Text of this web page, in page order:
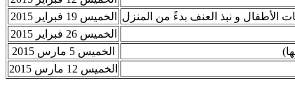
الخميس 19 فبراير 2015
الأطفال و نبذ العنف بدءً من المنزل
الخميس 26 فبراير 2015
الخميس 5 مارس 2015
الخميس 12 مارس 2015